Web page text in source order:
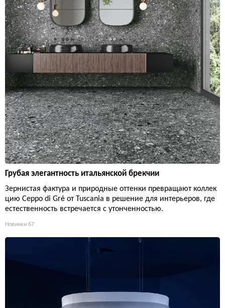
Грубая элегантность итальянской брекчии
Зернистая фактура и природные оттенки превращают коллек
цию Ceppo di Gré от Tuscania в решение для интерьеров, где
естественность встречается с утонченностью.
Новинки 67